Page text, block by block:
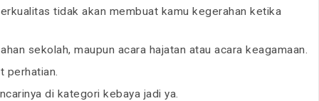
tidak akan membuat kamu kegerahan ketika
sekolah, maupun acara hajatan atau acara keagamaan.
perhatian.
di kategori kebaya jadi ya.